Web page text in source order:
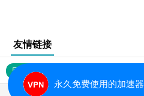
友情链接
网站地图
永久免费使用的加速器